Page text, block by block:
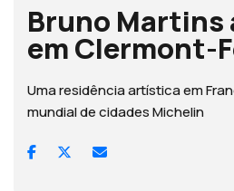
Bruno Martins
em Clermont-
Uma residência artística em
mundial de cidades Michelin